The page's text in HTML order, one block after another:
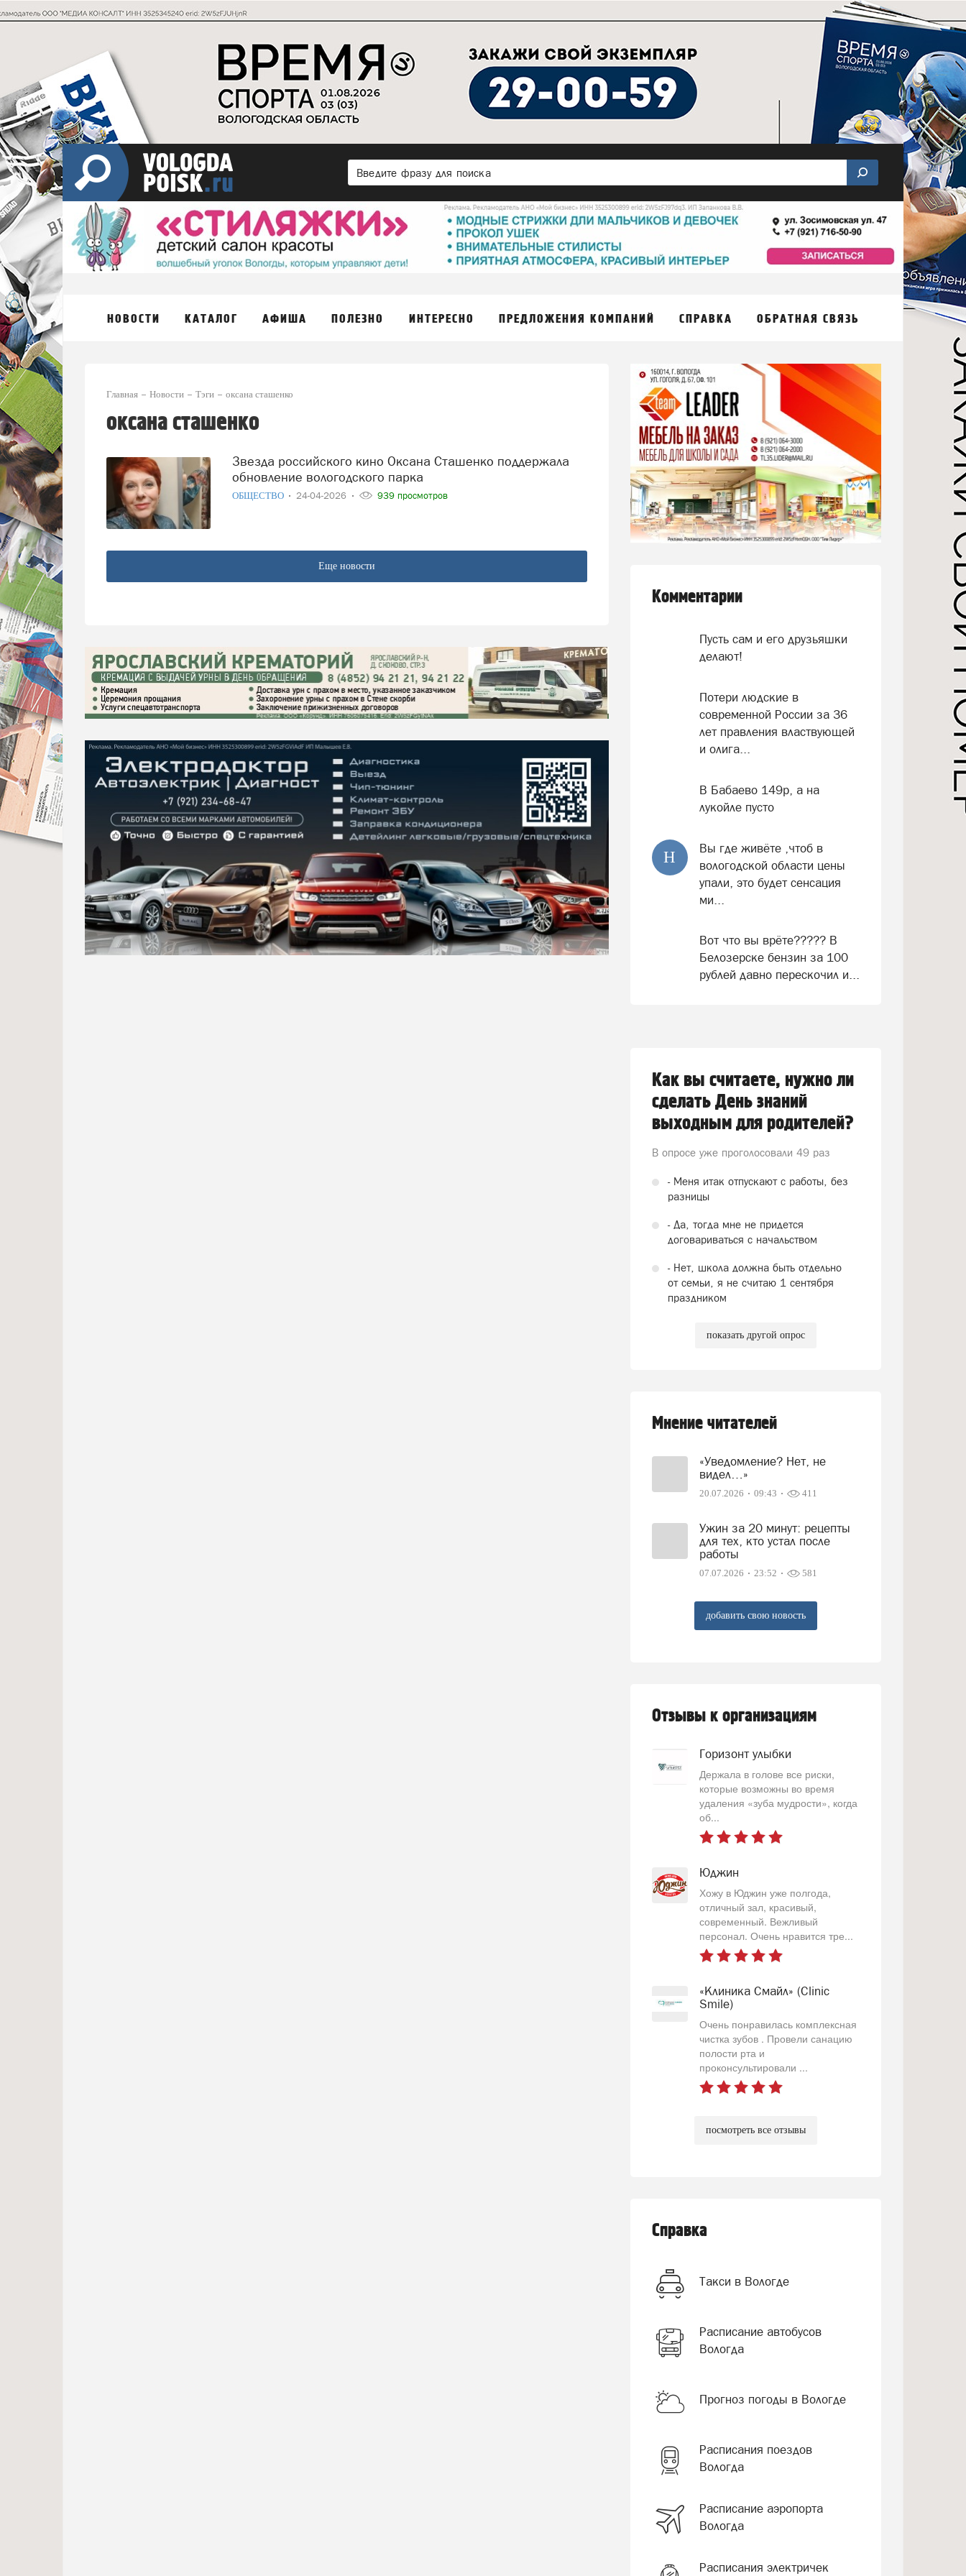
НОВОСТИ КАТАЛОГ АФИША ПОЛЕЗНО ИНТЕРЕСНО ПРЕДЛОЖЕНИЯ КОМПАНИЙ СПРАВКА ОБРАТНАЯ СВЯЗЬ
Главная Новости Тэги оксана сташенко
оксана сташенко
Звезда российского кино Оксана Сташенко поддержала
обновление вологодского парка
ОБЩЕСТВО 24-04-2026 939 просмотров
Еще новости
Комментарии
Пусть сам и его друзьяшки
делают!
Потери людские в
современной России за 36
лет правления властвующей
и олига...
В Бабаево 149р, а на
лукойле пусто
Н
Вы где живёте ,чтоб в
вологодской области цены
упали, это будет сенсация
ми...
Вот что вы врёте????? В
Белозерске бензин за 100
рублей давно перескочил и...
Как вы считаете, нужно ли
сделать День знаний
выходным для родителей?
В опросе уже проголосовали 49 раз
- Меня итак отпускают с работы, без
разницы
- Да, тогда мне не придется
договариваться с начальством
- Нет, школа должна быть отдельно
от семьи, я не считаю 1 сентября
праздником
показать другой опрос
Мнение читателей
«Уведомление? Нет, не
видел…»
20.07.2026 09:43 411
Ужин за 20 минут: рецепты
для тех, кто устал после
работы
07.07.2026 23:52 581
добавить свою новость
Отзывы к организациям
Горизонт улыбки
Держала в голове все риски,
которые возможны во время
удаления «зуба мудрости», когда
об...
Юджин
Хожу в Юджин уже полгода,
отличный зал, красивый,
современный. Вежливый
персонал. Очень нравится тре...
«Клиника Смайл» (Clinic
Smile)
Очень понравилась комплексная
чистка зубов . Провели санацию
полости рта и
проконсультировали ...
посмотреть все отзывы
Справка
Такси в Вологде
Расписание автобусов
Вологда
Прогноз погоды в Вологде
Расписания поездов
Вологда
Расписание аэропорта
Вологда
Расписания электричек